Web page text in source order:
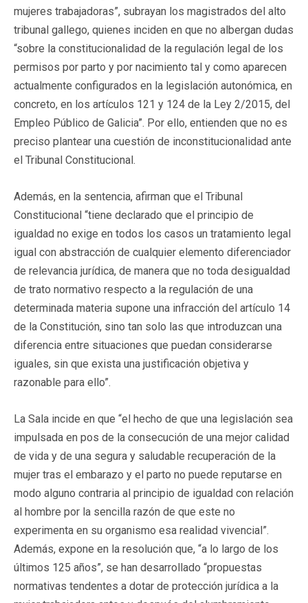
mujeres trabajadoras”, subrayan los magistrados del alto
tribunal gallego, quienes inciden en que no albergan dudas
“sobre la constitucionalidad de la regulación legal de los
permisos por parto y por nacimiento tal y como aparecen
actualmente configurados en la legislación autonómica, en
concreto, en los artículos 121 y 124 de la Ley 2/2015, del
Empleo Público de Galicia”. Por ello, entienden que no es
preciso plantear una cuestión de inconstitucionalidad ante
el Tribunal Constitucional.
Además, en la sentencia, afirman que el Tribunal
Constitucional “tiene declarado que el principio de
igualdad no exige en todos los casos un tratamiento legal
igual con abstracción de cualquier elemento diferenciador
de relevancia jurídica, de manera que no toda desigualdad
de trato normativo respecto a la regulación de una
determinada materia supone una infracción del artículo 14
de la Constitución, sino tan solo las que introduzcan una
diferencia entre situaciones que puedan considerarse
iguales, sin que exista una justificación objetiva y
razonable para ello”.
La Sala incide en que “el hecho de que una legislación sea
impulsada en pos de la consecución de una mejor calidad
de vida y de una segura y saludable recuperación de la
mujer tras el embarazo y el parto no puede reputarse en
modo alguno contraria al principio de igualdad con relación
al hombre por la sencilla razón de que este no
experimenta en su organismo esa realidad vivencial”.
Además, expone en la resolución que, “a lo largo de los
últimos 125 años”, se han desarrollado “propuestas
normativas tendentes a dotar de protección jurídica a la